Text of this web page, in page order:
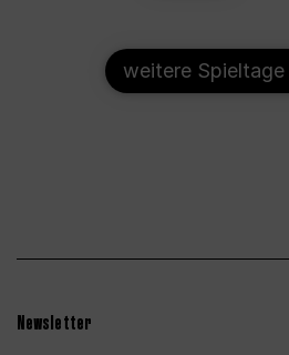
weitere Spieltage
Newsletter